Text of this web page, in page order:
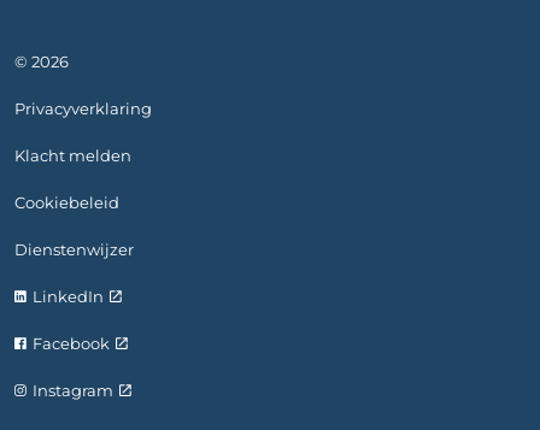
© 2026
Privacyverklaring
Klacht melden
Cookiebeleid
Dienstenwijzer
LinkedIn
Facebook
Instagram